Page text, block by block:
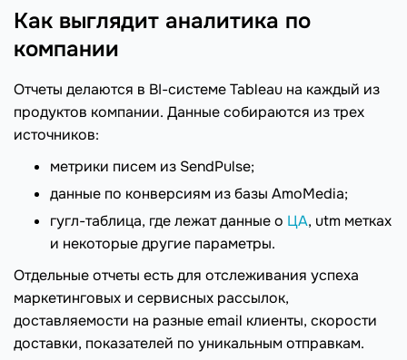
Как выглядит аналитика по
компании
Отчеты делаются в BI-системе Tableau на каждый из
продуктов компании. Данные собираются из трех
источников:
метрики писем из SendPulse;
данные по конверсиям из базы AmoMedia;
гугл-таблица, где лежат данные о ЦА, utm метках
и некоторые другие параметры.
Отдельные отчеты есть для отслеживания успеха
маркетинговых и сервисных рассылок,
доставляемости на разные email клиенты, скорости
доставки, показателей по уникальным отправкам.